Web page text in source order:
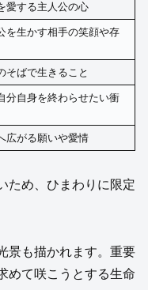
愛する主人公の心
を生かす相手の笑顔や存
そばで生きること
分自身を終わらせたい衝
広がる願いや愛情
ため、ひまわりに限定
景も描かれます。重要
めて咲こうとする生命